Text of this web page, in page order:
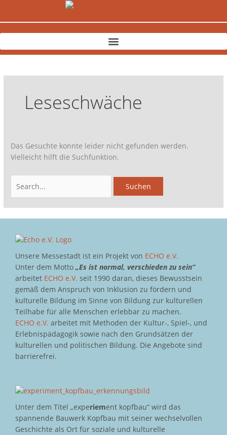
Leseschwäche
Das Gesuchte konnte leider nicht gefunden werden.
Vielleicht hilft die Suchfunktion.
Unsere Messestadt ist ein Projekt von ECHO e.V.
Unter dem Motto „Es ist normal, verschieden zu sein“
arbeitet ECHO e.V. seit 1990 daran, dieses Bewusstsein
gemäß dem Anspruch von Inklusion zu fördern und
kulturelle Bildung im Sinne von Bildung zur kulturellen
Teilhabe für alle Menschen erlebbar zu machen.
ECHO e.V. arbeitet mit Methoden der Kultur-, Spiel-, und
Erlebnispädagogik sowie nach den Grundsätzen der
kulturellen und politischen Bildung. Die Angebote sind
barrierefrei.
Unter dem Titel „experiement kopfbau“ wird das
spannende Bauwerk Kopfbau mit seiner wechselvollen
Geschichte als Ort für soziale und kulturelle